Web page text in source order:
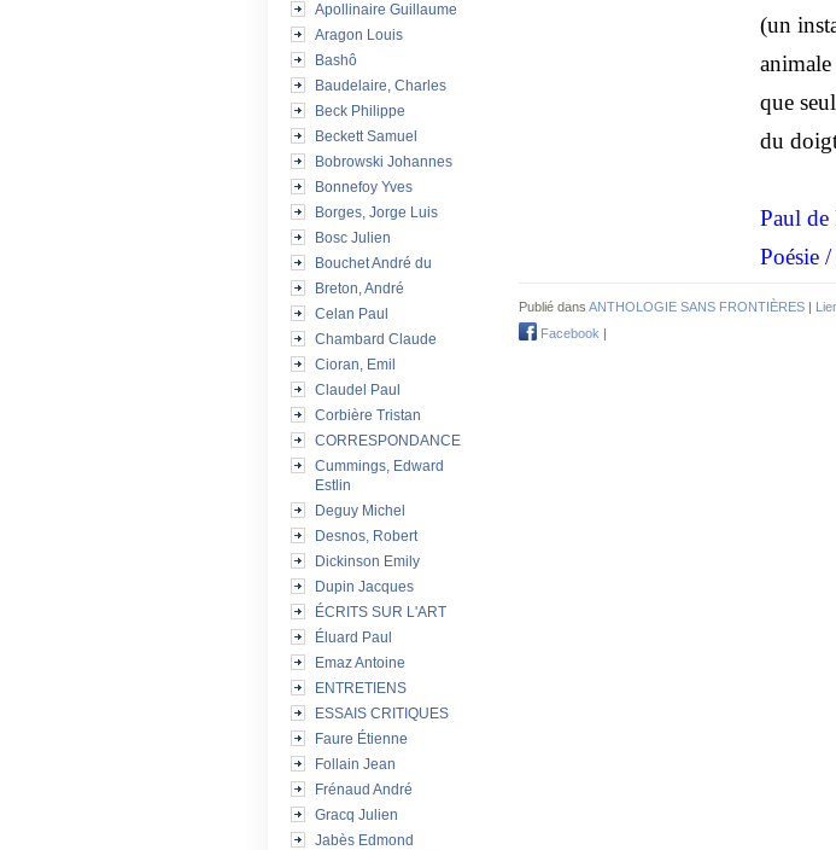
Apollinaire Guillaume
Aragon Louis
Bashô
Baudelaire, Charles
Beck Philippe
Beckett Samuel
Bobrowski Johannes
Bonnefoy Yves
Borges, Jorge Luis
Bosc Julien
Bouchet André du
Breton, André
Celan Paul
Chambard Claude
Cioran, Emil
Claudel Paul
Corbière Tristan
CORRESPONDANCE
Cummings, Edward
Estlin
Deguy Michel
Desnos, Robert
Dickinson Emily
Dupin Jacques
ÉCRITS SUR L'ART
Éluard Paul
Emaz Antoine
ENTRETIENS
ESSAIS CRITIQUES
Faure Étienne
Follain Jean
Frénaud André
Gracq Julien
Jabès Edmond
(un
animale
que
du
Paul
Poésie
Publié dans ANTHOLOGIE SANS FRONTIÈRES |
Facebook |